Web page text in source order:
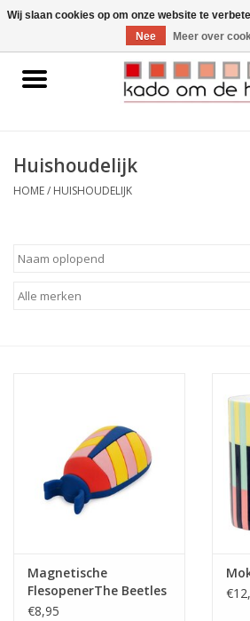
Home
Gadgets
Huishoudelijk
HOME/ HUISHOUDELIJK
Magnetische
FlesopenerThe Beetles
Rood
€8,95
Wij slaan cookies op om onze website te
Nee
Meer over